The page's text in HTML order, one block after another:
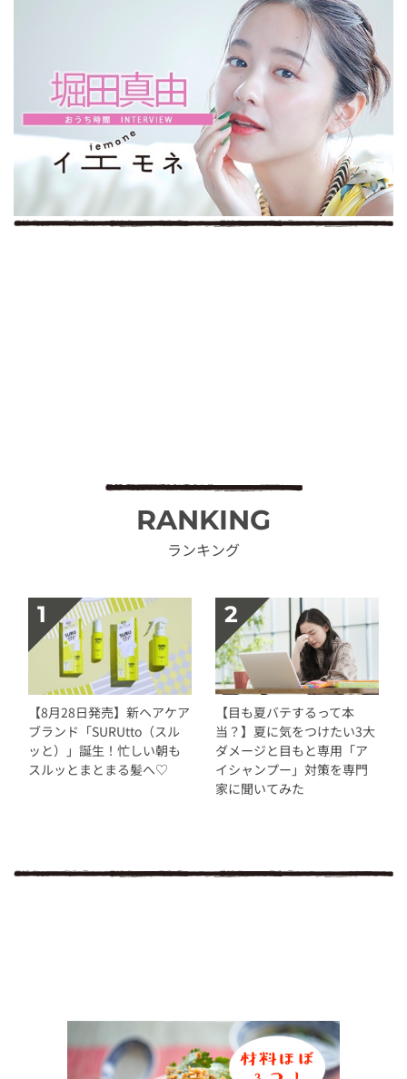
RANKING
ランキング
【8月28日発売】新ヘアケア
ブランド「SURUtto（スル
ッと）」誕生！忙しい朝も
スルッとまとまる髪へ♡
【目も夏バテするって本
当？】夏に気をつけたい3大
ダメージと目もと専用「ア
イシャンプー」対策を専門
家に聞いてみた